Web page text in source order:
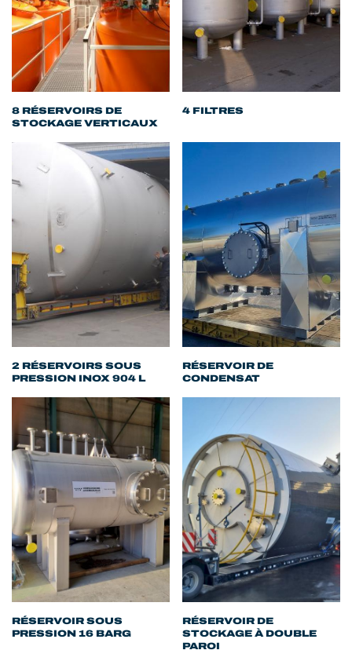
8 RÉSERVOIRS DE
STOCKAGE VERTICAUX
4 FILTRES
2 RÉSERVOIRS SOUS
PRESSION INOX 904 L
RÉSERVOIR DE
CONDENSAT
RÉSERVOIR SOUS
PRESSION 16 BARG
RÉSERVOIR DE
STOCKAGE À DOUBLE
PAROI